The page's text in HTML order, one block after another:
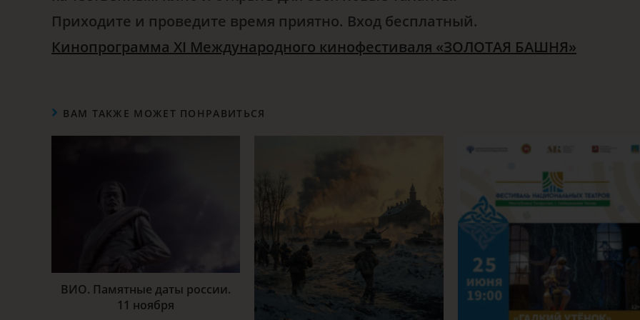
Приходите и проведите время приятно. Вход бесплатный.
Кинопрограмма XI Международного кинофестиваля «ЗОЛОТАЯ БАШНЯ»
ВАМ ТАКЖЕ МОЖЕТ ПОНРАВИТЬСЯ
ВИО. Памятные даты россии.
11 ноября